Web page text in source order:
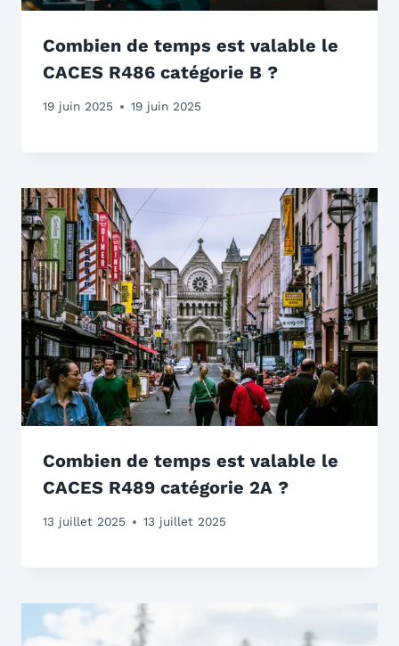
Combien de temps est valable le
CACES R486 catégorie B ?
19 juin 2025 19 juin 2025
Combien de temps est valable le
CACES R489 catégorie 2A ?
13 juillet 2025 13 juillet 2025